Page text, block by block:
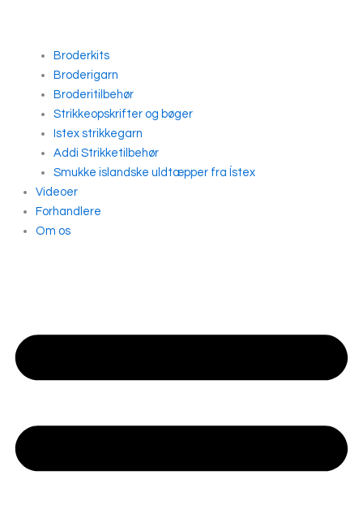
Broderkits
Broderigarn
Broderitilbehør
Strikkeopskrifter og bøger
Istex strikkegarn
Addi Strikketilbehør
Smukke islandske uldtæpper fra Ístex
Videoer
Forhandlere
Om os